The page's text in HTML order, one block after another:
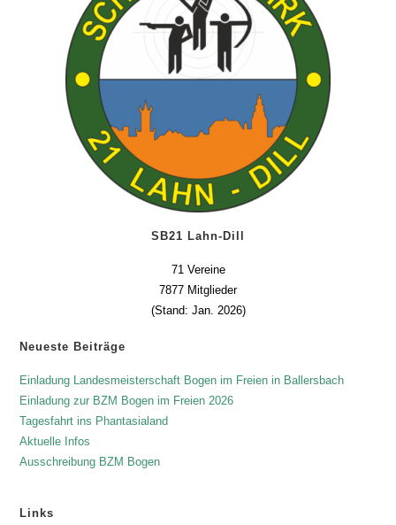
SB21 Lahn-Dill
71 Vereine
7877 Mitglieder
(Stand: Jan. 2026)
Neueste Beiträge
Einladung Landesmeisterschaft Bogen im Freien in Ballersbach
Einladung zur BZM Bogen im Freien 2026
Tagesfahrt ins Phantasialand
Aktuelle Infos
Ausschreibung BZM Bogen
Links